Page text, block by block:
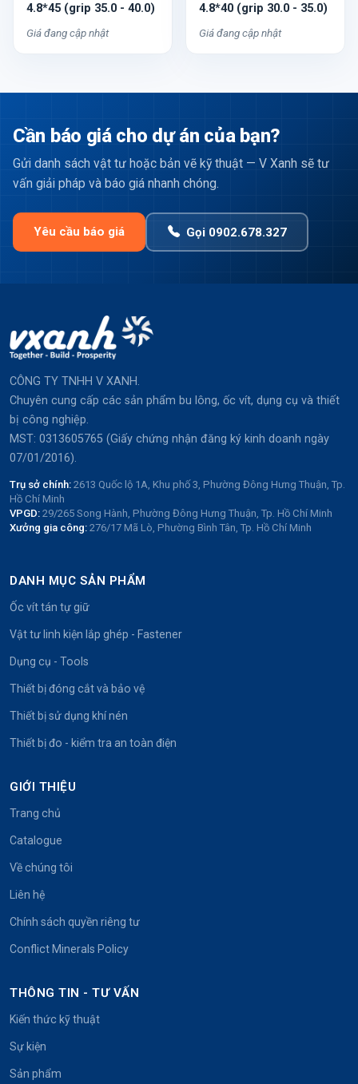
4.8*45 (grip 35.0 - 40.0)
Giá đang cập nhật
4.8*40 (grip 30.0 - 35.0)
Giá đang cập nhật
Cần báo giá cho dự án của bạn?
Gửi danh sách vật tư hoặc bản vẽ kỹ thuật — V Xanh sẽ tư
vấn giải pháp và báo giá nhanh chóng.
Yêu cầu báo giá Gọi 0902.678.327
CÔNG TY TNHH V XANH.
Chuyên cung cấp các sản phẩm bu lông, ốc vít, dụng cụ và thiết
bị công nghiệp.
MST: 0313605765 (Giấy chứng nhận đăng ký kinh doanh ngày
07/01/2016).
Trụ sở chính: 2613 Quốc lộ 1A, Khu phố 3, Phường Đông Hưng Thuận, Tp.
Hồ Chí Minh
VPGD: 29/265 Song Hành, Phường Đông Hưng Thuận, Tp. Hồ Chí Minh
Xưởng gia công: 276/17 Mã Lò, Phường Bình Tân, Tp. Hồ Chí Minh
DANH MỤC SẢN PHẨM
Ốc vít tán tự giữ
Vật tư linh kiện lắp ghép - Fastener
Dụng cụ - Tools
Thiết bị đóng cắt và bảo vệ
Thiết bị sử dụng khí nén
Thiết bị đo - kiểm tra an toàn điện
GIỚI THIỆU
Trang chủ
Catalogue
Về chúng tôi
Liên hệ
Chính sách quyền riêng tư
Conflict Minerals Policy
THÔNG TIN - TƯ VẤN
Kiến thức kỹ thuật
Sự kiện
Sản phẩm